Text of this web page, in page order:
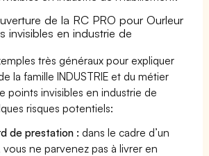
de la RC PRO pour Ourleur
invisibles en industrie de
très généraux pour expliquer
la famille INDUSTRIE et du métier
points invisibles en industrie de
risques potentiels:
de prestation : dans le cadre d’un
ne parvenez pas à livrer en